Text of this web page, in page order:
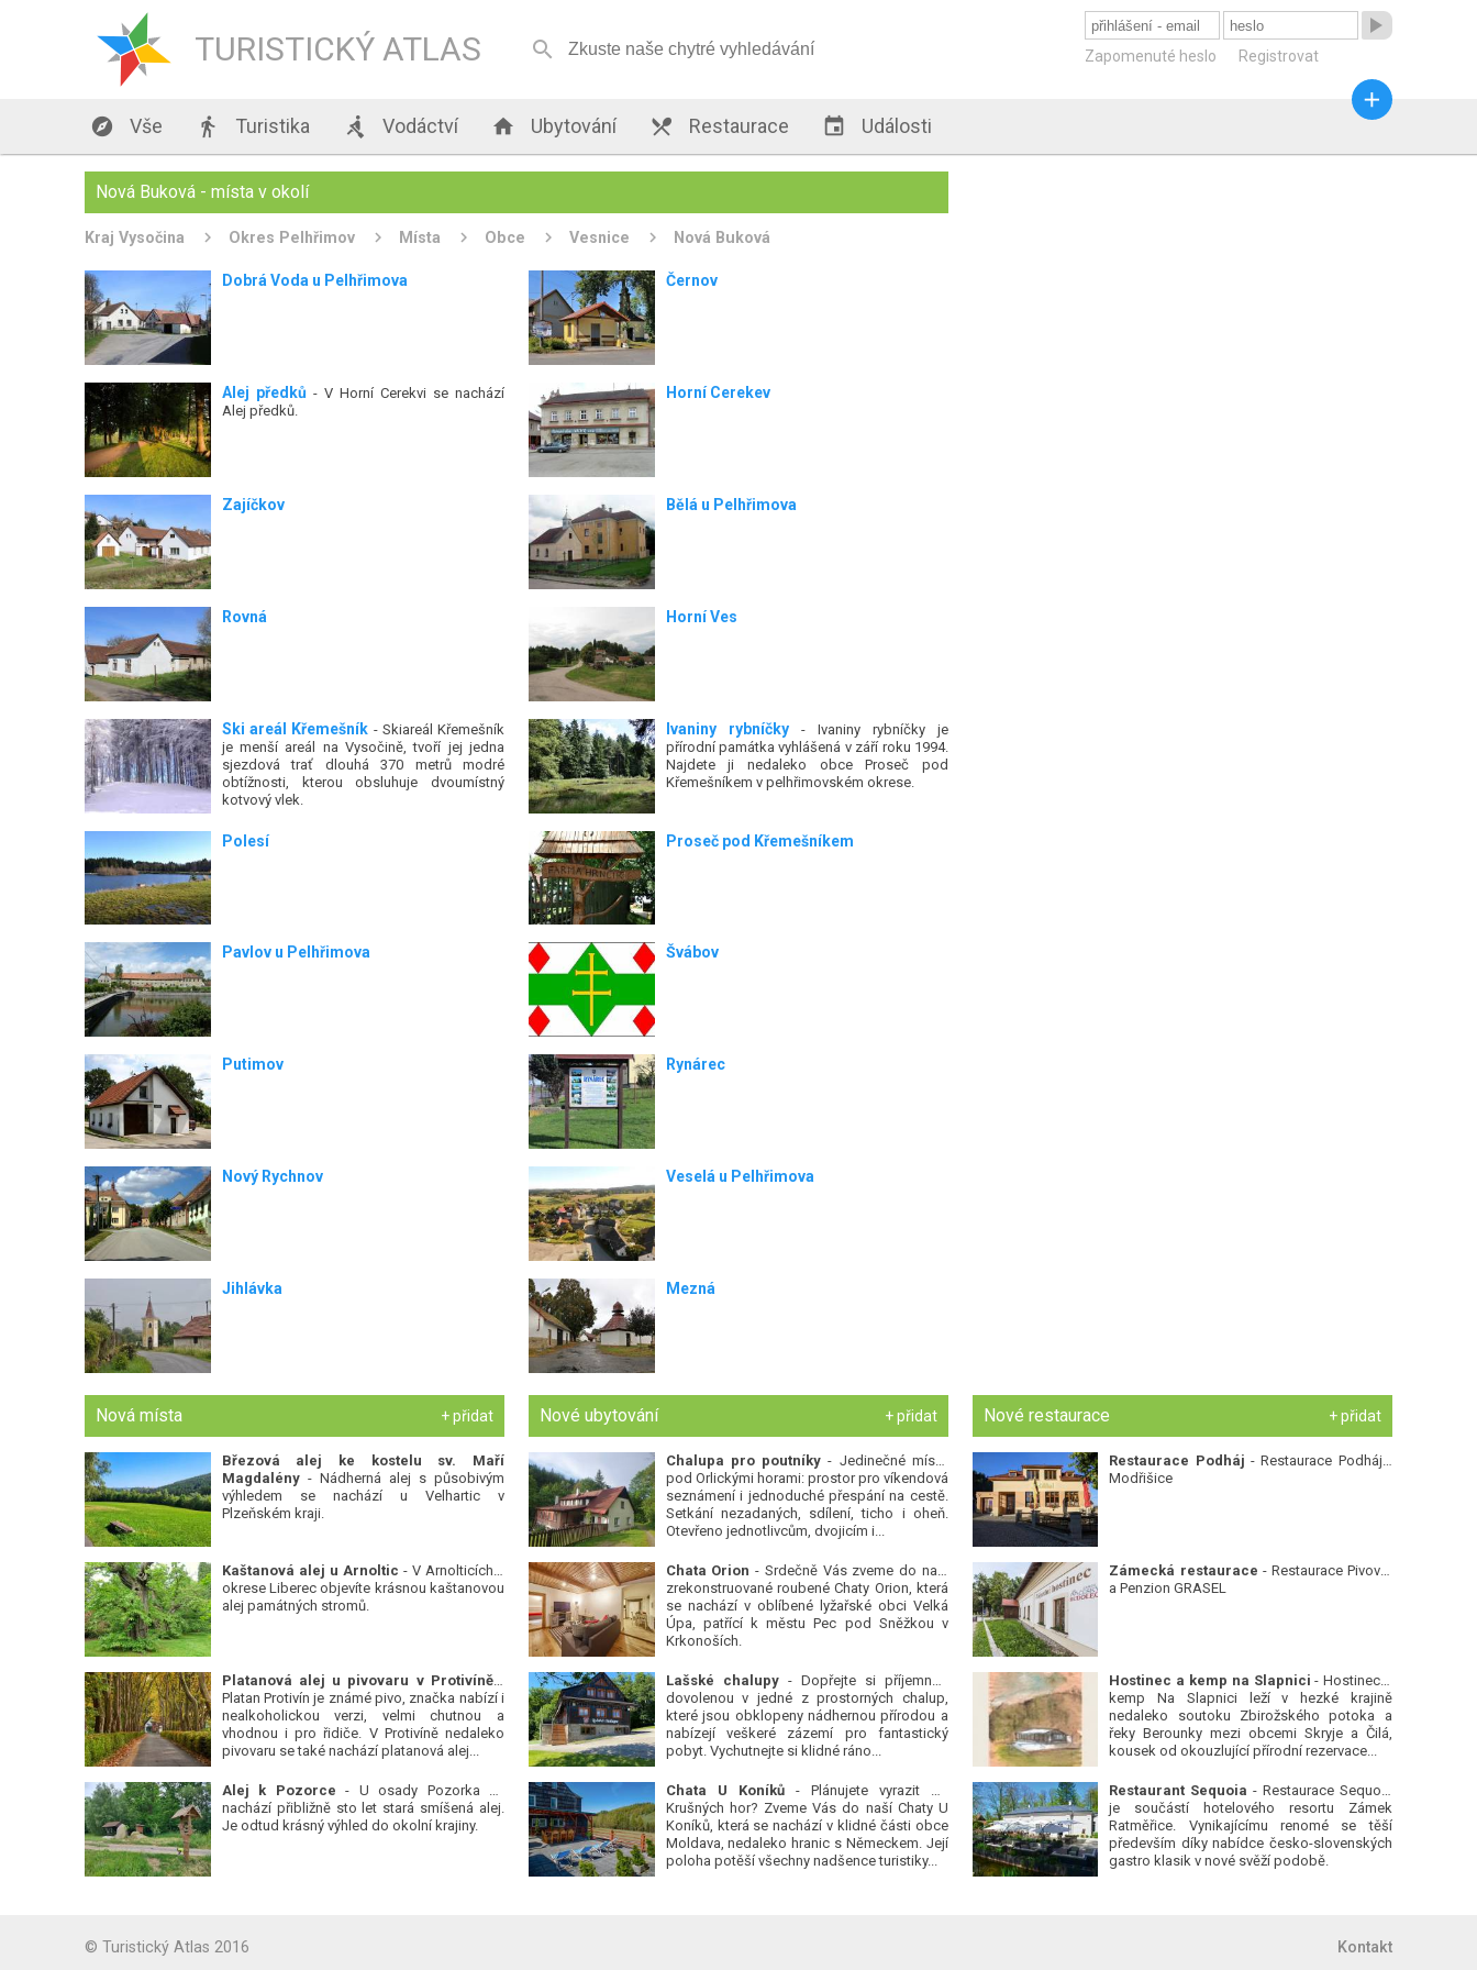
TURISTICKÝ ATLAS 

Zapomenuté heslo Registrovat
 Vše  Turistika  Vodáctví  Ubytování  Restaurace  Události

Nová Buková - místa v okolí
Kraj Vysočina Okres Pelhřimov Místa Obce Vesnice Nová Buková
Černov
Dobrá Voda u Pelhřimova
Horní Cerekev
Alej předků- V Horní Cerekvi se nachází
Alej předků.
Bělá u Pelhřimova
Zajíčkov
Horní Ves
Rovná
Ivaniny rybníčky- Ivaniny rybníčky je
přírodní památka vyhlášená v září roku 1994.
Najdete ji nedaleko obce Proseč pod
Křemešníkem v pelhřimovském okrese.
Ski areál Křemešník - Skiareál Křemešník
je menší areál na Vysočině, tvoří jej jedna
sjezdová trať dlouhá 370 metrů modré
obtížnosti, kterou obsluhuje dvoumístný
kotvový vlek.
Proseč pod Křemešníkem
Polesí
Švábov
Pavlov u Pelhřimova
Rynárec
Putimov
Veselá u Pelhřimova
Nový Rychnov
Mezná
Jihlávka
Nová místa + přidat
Březová alej ke kostelu sv. Maří
Magdalény- Nádherná alej s působivým
výhledem se nachází u Velhartic v
Plzeňském kraji.
Kaštanová alej u Arnoltic - V Arnolticích v
okrese Liberec objevíte krásnou kaštanovou
alej památných stromů.
Platanová alej u pivovaru v Protivíně-
Platan Protivín je známé pivo, značka nabízí i
nealkoholickou verzi, velmi chutnou a
vhodnou i pro řidiče. V Protivíně nedaleko
pivovaru se také nachází platanová alej...
Alej k Pozorce - U osady Pozorka se
nachází přibližně sto let stará smíšená alej.
Je odtud krásný výhled do okolní krajiny.
Nové ubytování + přidat
Chalupa pro poutníky - Jedinečné místo
pod Orlickými horami: prostor pro víkendová
seznámení i jednoduché přespání na cestě.
Setkání nezadaných, sdílení, ticho i oheň.
Otevřeno jednotlivcům, dvojicím i...
Chata Orion - Srdečně Vás zveme do naší
zrekonstruované roubené Chaty Orion, která
se nachází v oblíbené lyžařské obci Velká
Úpa, patřící k městu Pec pod Sněžkou v
Krkonoších.
Lašské chalupy- Dopřejte si příjemnou
dovolenou v jedné z prostorných chalup,
které jsou obklopeny nádhernou přírodou a
nabízejí veškeré zázemí pro fantastický
pobyt. Vychutnejte si klidné ráno...
Chata U Koníků- Plánujete vyrazit do
Krušných hor? Zveme Vás do naší Chaty U
Koníků, která se nachází v klidné části obce
Moldava, nedaleko hranic s Německem. Její
poloha potěší všechny nadšence turistiky...
Nové restaurace + přidat
Restaurace Podháj - Restaurace Podháj -
Modřišice
Zámecká restaurace - Restaurace Pivovar
a Penzion GRASEL
Hostinec a kemp na Slapnici - Hostinec a
kemp Na Slapnici leží v hezké krajině
nedaleko soutoku Zbirožského potoka a
řeky Berounky mezi obcemi Skryje a Čilá,
kousek od okouzlující přírodní rezervace...
Restaurant Sequoia - Restaurace Sequoia
je součástí hotelového resortu Zámek
Ratměřice. Vynikajícímu renomé se těší
především díky nabídce česko-slovenských
gastro klasik v nové svěží podobě.
© Turistický Atlas 2016 Kontakt